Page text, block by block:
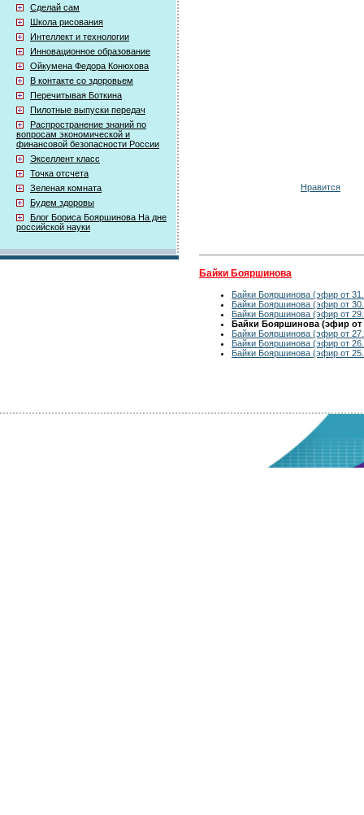
Сделай сам
Школа рисования
Интеллект и технологии
Инновационное образование
Ойкумена Федора Конюхова
В контакте со здоровьем
Перечитывая Боткина
Пилотные выпуски передач
Распространение знаний по
вопросам экономической и
финансовой безопасности России
Экселлент класс
Точка отсчета
Зеленая комната
Будем здоровы
Блог Бориса Бояршинова На дне
российской науки
Нравится
Байки Бояршинова
Байки Бояршинова (эфир от
Байки Бояршинова (эфир от
Байки Бояршинова (эфир от
Байки Бояршинова (эфир от
Байки Бояршинова (эфир от
Байки Бояршинова (эфир от
Байки Бояршинова (эфир от